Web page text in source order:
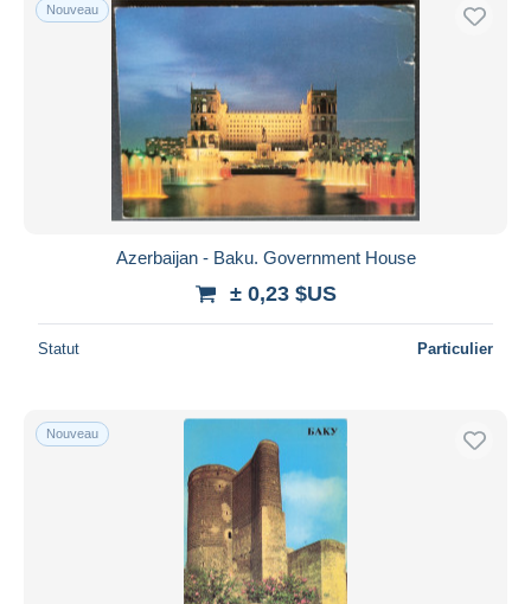
Nouveau
Azerbaijan - Baku. Government House
± 0,23 $US
Statut Particulier
Nouveau